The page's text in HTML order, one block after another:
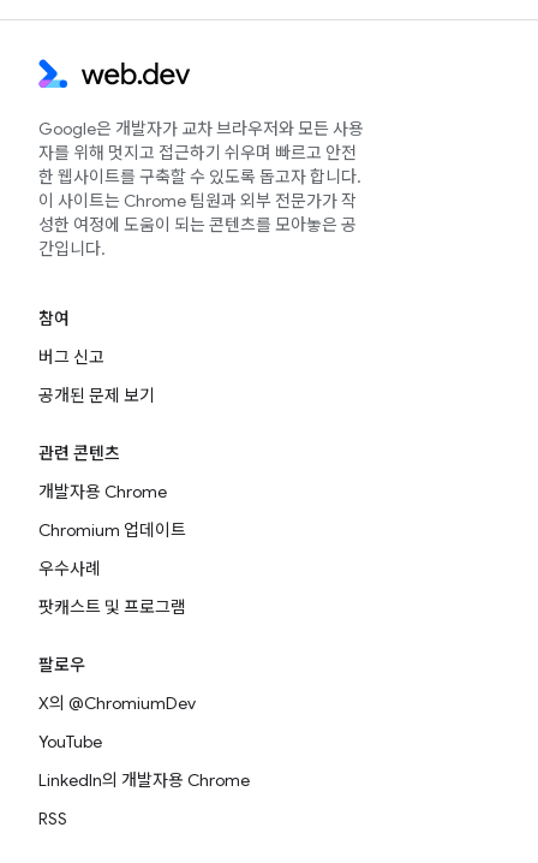
Google은 개발자가 교차 브라우저와 모든 사용
자를 위해 멋지고 접근하기 쉬우며 빠르고 안전
한 웹사이트를 구축할 수 있도록 돕고자 합니다.
이 사이트는 Chrome 팀원과 외부 전문가가 작
성한 여정에 도움이 되는 콘텐츠를 모아놓은 공
간입니다.
참여
버그 신고
공개된 문제 보기
관련 콘텐츠
개발자용 Chrome
Chromium 업데이트
우수사례
팟캐스트 및 프로그램
팔로우
X의 @ChromiumDev
YouTube
LinkedIn의 개발자용 Chrome
RSS